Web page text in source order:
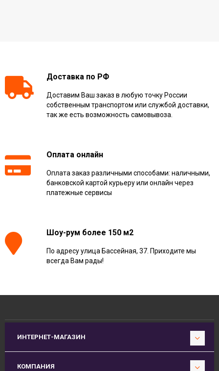
Доставка по РФ
Доставим Ваш заказ в любую точку России
собственным транспортом или службой доставки,
так же есть возможность самовывоза.
Оплата онлайн
Оплата заказ различными способами: наличными,
банковской картой курьеру или онлайн через
платежные сервисы
Шоу-рум более 150 м2
По адресу улица Бассейная, 37. Приходите мы
всегда Вам рады!
ИНТЕРНЕТ-МАГАЗИН
КОМПАНИЯ